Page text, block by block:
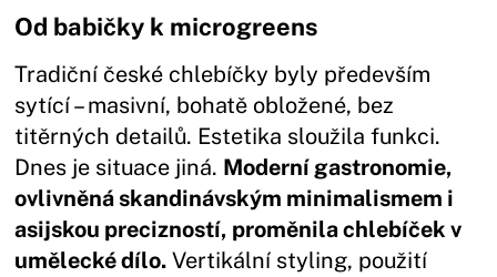
Od babičky k microgreens
Tradiční české chlebíčky byly především
sytící – masivní, bohatě obložené, bez
titěrných detailů. Estetika sloužila funkci.
Dnes je situace jiná. Moderní gastronomie,
ovlivněná skandinávským minimalismem i
asijskou precizností, proměnila chlebíček v
umělecké dílo. Vertikální styling, použití